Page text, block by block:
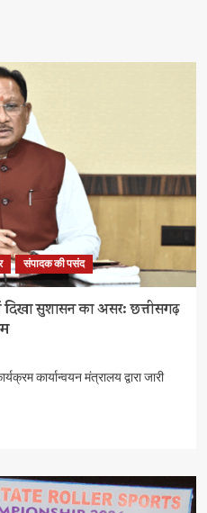
संपादक की पसंद
सुशासन का असर: छत्तीसगढ़
कार्यान्वयन मंत्रालय द्वारा जारी